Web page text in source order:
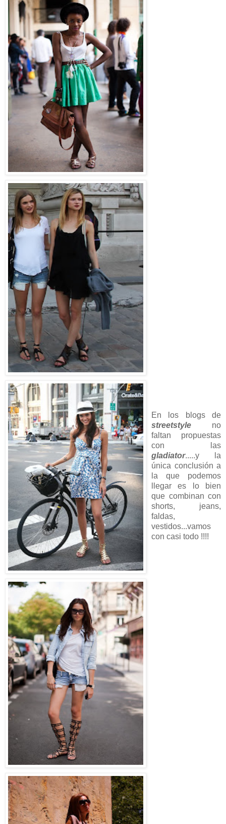
En los blogs de
streetstyle no
faltan propuestas
con las
gladiator.....y la
única conclusión a
la que podemos
llegar es lo bien
que combinan con
shorts, jeans,
faldas,
vestidos...vamos
con casi todo !!!!